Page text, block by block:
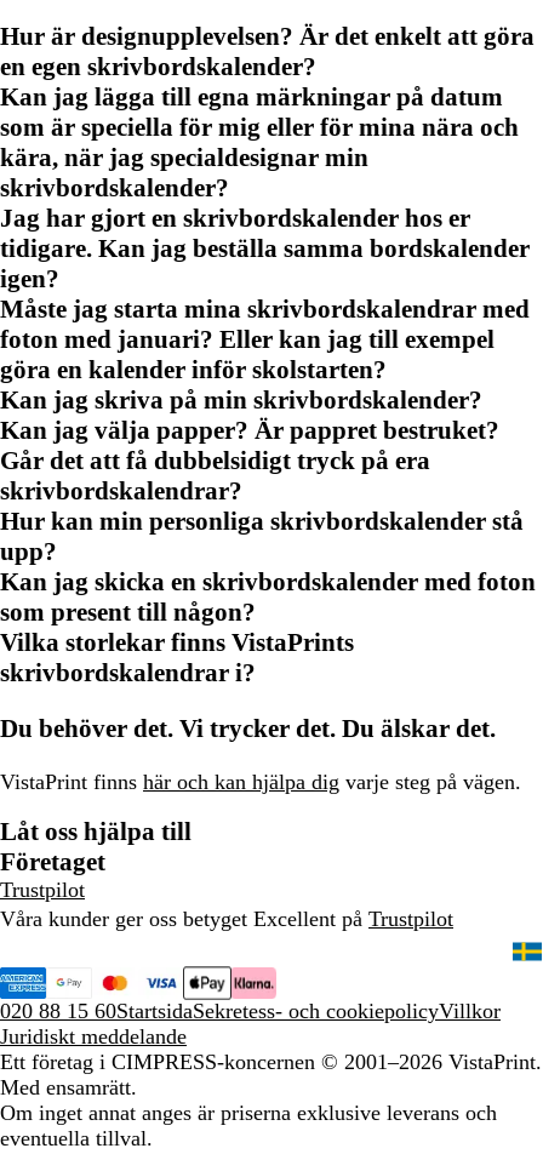
Hur är designupplevelsen? Är det enkelt att göra
en egen skrivbordskalender?
Kan jag lägga till egna märkningar på datum
som är speciella för mig eller för mina nära och
kära, när jag specialdesignar min
skrivbordskalender?
Jag har gjort en skrivbordskalender hos er
tidigare. Kan jag beställa samma bordskalender
igen?
Måste jag starta mina skrivbordskalendrar med
foton med januari? Eller kan jag till exempel
göra en kalender inför skolstarten?
Kan jag skriva på min skrivbordskalender?
Kan jag välja papper? Är pappret bestruket?
Går det att få dubbelsidigt tryck på era
skrivbordskalendrar?
Hur kan min personliga skrivbordskalender stå
upp?
Kan jag skicka en skrivbordskalender med foton
som present till någon?
Vilka storlekar finns VistaPrints
skrivbordskalendrar i?
Du behöver det. Vi trycker det. Du älskar det.
VistaPrint finns här och kan hjälpa dig varje steg på vägen.
Låt oss hjälpa till
Företaget
Trustpilot
Våra kunder ger oss betyget Excellent på Trustpilot
020 88 15 60StartsidaSekretess- och cookiepolicyVillkor
Juridiskt meddelande
Ett företag i CIMPRESS-koncernen © 2001–2026 VistaPrint.
Med ensamrätt.
Om inget annat anges är priserna exklusive leverans och
eventuella tillval.